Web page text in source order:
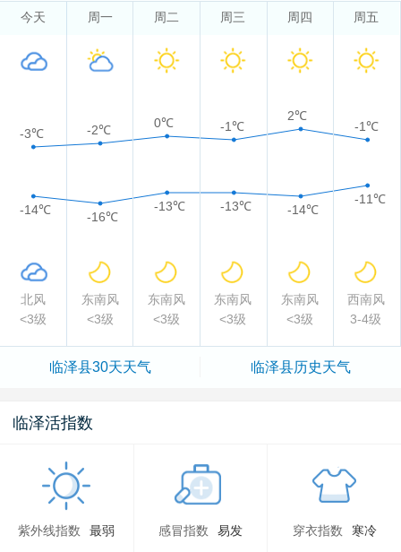
今天 周一 周二 周三 周四 周五
-3℃ -2℃ 0℃ -1℃
2℃
-1℃
-14℃ -16℃
-13℃ -13℃ -14℃
-11℃
北风 东南风 东南风 东南风 东南风
西南风
<3级
<3级 <3级 <3级 <3级 3-4级
临泽县30天天气 临泽县历史天气
临泽活指数
紫外线指数 最弱 感冒指数 易发 穿衣指数 寒冷